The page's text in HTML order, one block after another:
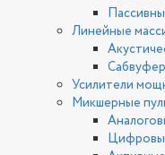
Линейные
Усилители
Микшерные